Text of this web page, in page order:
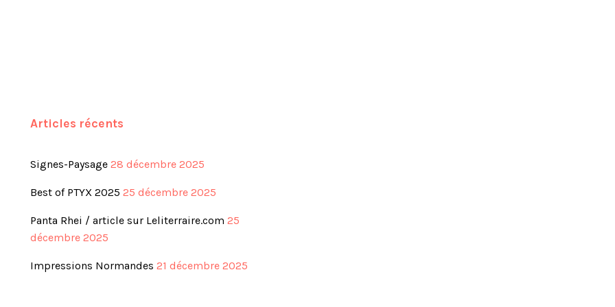
Articles récents
Signes-Paysage 28 décembre 2025
Best of PTYX 2025 25 décembre 2025
Panta Rhei / article sur Leliterraire.com 25
décembre 2025
Impressions Normandes 21 décembre 2025